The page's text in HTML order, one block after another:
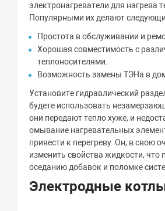
электронагреватели для нагрева
Популярными их делают
Простота в обслуживании и
Хорошая совместимость с
теплоносителями.
Возможность замены ТЭНа в
Установите гидравлический
будете использовать
они передают тепло хуже, и
омывание нагревательных
привести к перегреву. Он, в свою
изменить свойства жидкости, что
оседанию добавок и поломке
Электродные